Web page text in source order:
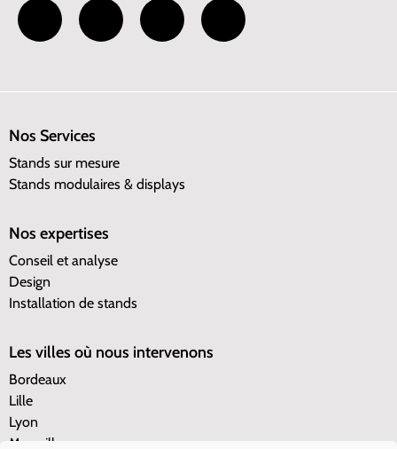
Nos Services
Stands sur mesure
Stands modulaires & displays
Nos expertises
Conseil et analyse
Design
Installation de stands
Les villes où nous intervenons
Bordeaux
Lille
Lyon
Marseille